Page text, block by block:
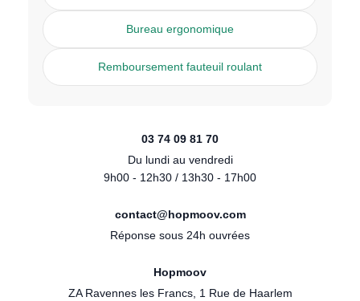
Bureau ergonomique
Remboursement fauteuil roulant
03 74 09 81 70
Du lundi au vendredi
9h00 - 12h30 / 13h30 - 17h00
contact@hopmoov.com
Réponse sous 24h ouvrées
Hopmoov
ZA Ravennes les Francs, 1 Rue de Haarlem